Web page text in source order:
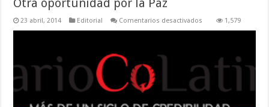
Otra oportunidad por la Paz
23 abril, 2014 Editorial Comentarios desactivados 1,579